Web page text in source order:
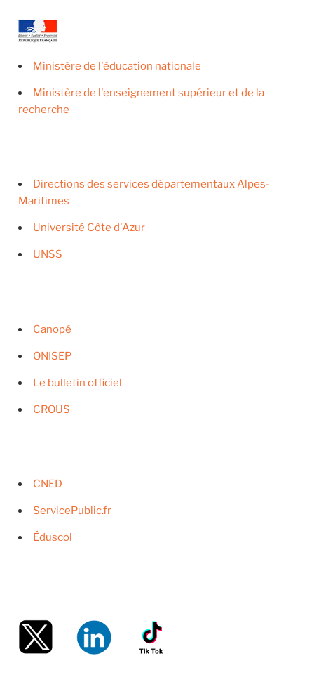
Ministère de l'éducation nationale
Ministère de l'enseignement supérieur et de la
recherche
Directions des services départementaux Alpes-
Maritimes
Université Côte d'Azur
UNSS
Canopé
ONISEP
Le bulletin officiel
CROUS
CNED
ServicePublic.fr
Éduscol